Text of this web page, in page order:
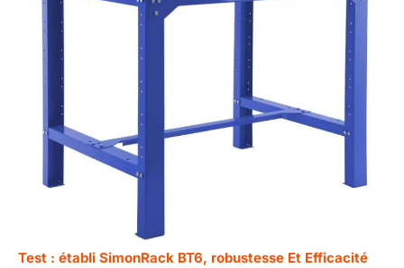
Test : établi SimonRack BT6, robustesse Et Efficacité